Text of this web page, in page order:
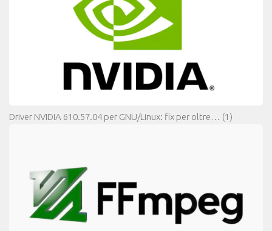
Driver NVIDIA 610.57.04 per GNU/Linux: fix per oltre… (1)